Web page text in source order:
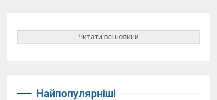
Читати всі новини
Найпопулярніші